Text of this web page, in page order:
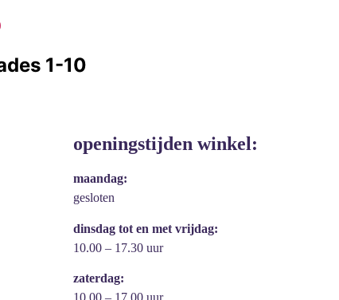
1-10
openingstijden winkel:
maandag:
gesloten
dinsdag tot en met vrijdag:
10.00 – 17.30 uur
zaterdag: